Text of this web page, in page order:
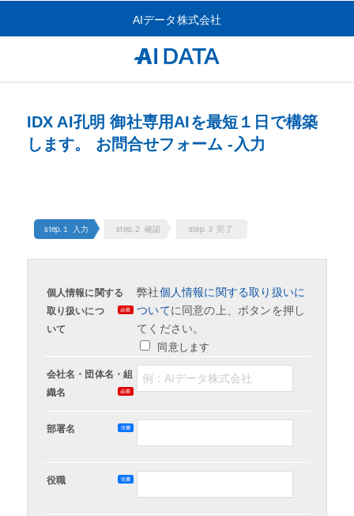
AIデータ株式会社
IDX AI孔明 御社専用AIを最短１日で構築
します。 お問合せフォーム -入力
step.１ 入力 step.２ 確認 step.３ 完了
個人情報に関する
取り扱いにつ
いて
弊社個人情報に関する取り扱いに
ついてに同意の上、ボタンを押し
てください。
同意します
会社名・団体名・組
織名
部署名
役職